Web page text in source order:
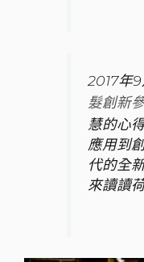
2017年
髮創新
慧的心
應用到
代的全
來讀讀